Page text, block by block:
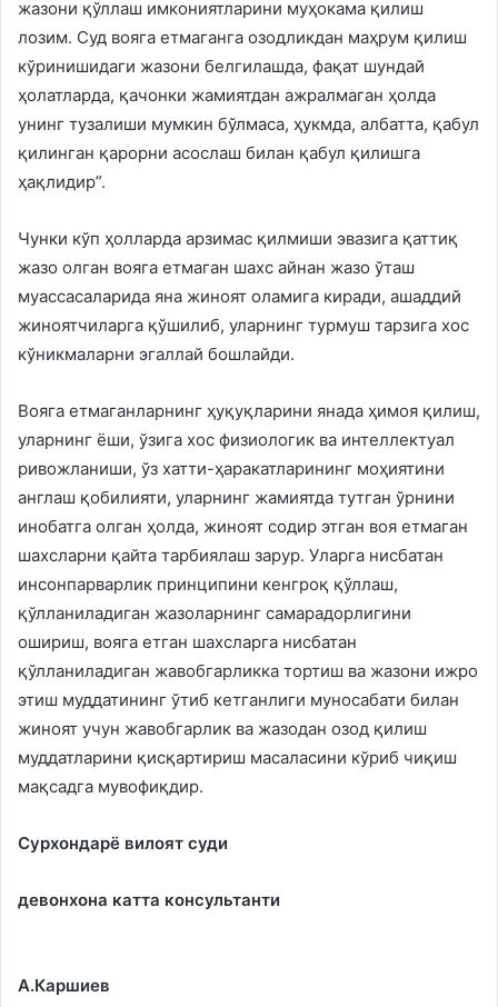
жазони қўллаш имкониятларини муҳокама қилиш
лозим. Суд вояга етмаганга озодликдан маҳрум қилиш
кўринишидаги жазони белгилашда, фақат шундай
ҳолатларда, қачонки жамиятдан ажралмаган ҳолда
унинг тузалиши мумкин бўлмаса, ҳукмда, албатта, қабул
қилинган қарорни асослаш билан қабул қилишга
ҳақлидир”.
Чунки кўп ҳолларда арзимас қилмиши эвазига қаттиқ
жазо олган вояга етмаган шахс айнан жазо ўташ
муассасаларида яна жиноят оламига киради, ашаддий
жиноятчиларга қўшилиб, уларнинг турмуш тарзига хос
кўникмаларни эгаллай бошлайди.
Вояга етмаганларнинг ҳуқуқларини янада ҳимоя қилиш,
уларнинг ёши, ўзига хос физиологик ва интеллектуал
ривожланиши, ўз хатти-ҳаракатларининг моҳиятини
англаш қобилияти, уларнинг жамиятда тутган ўрнини
инобатга олган ҳолда, жиноят содир этган воя етмаган
шахсларни қайта тарбиялаш зарур. Уларга нисбатан
инсонпарварлик принципини кенгроқ қўллаш,
қўлланиладиган жазоларнинг самарадорлигини
ошириш, вояга етган шахсларга нисбатан
қўлланиладиган жавобгарликка тортиш ва жазони ижро
этиш муддатининг ўтиб кетганлиги муносабати билан
жиноят учун жавобгарлик ва жазодан озод қилиш
муддатларини қисқартириш масаласини кўриб чиқиш
мақсадга мувофиқдир.
Сурхондарё вилоят суди
девонхона катта консультанти
А.Каршиев